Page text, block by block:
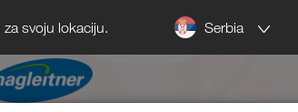
svoju lokaciju. Serbia